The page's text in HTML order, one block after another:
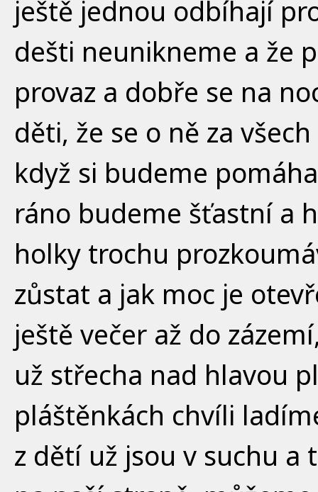
ještě jednou odbíhají
dešti neunikneme a že
provaz a dobře se na
děti, že se o ně za
když si budeme
ráno budeme šťastní a
holky trochu
zůstat a jak moc je
ještě večer až do
už střecha nad hlavou
pláštěnkách chvíli
z dětí už jsou v suchu